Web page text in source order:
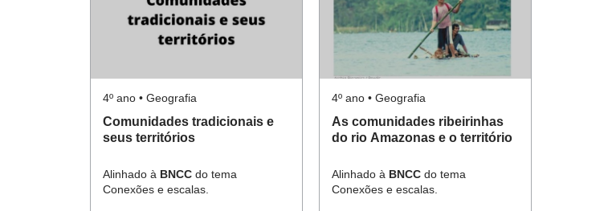
4º ano • Geografia
Comunidades tradicionais e
seus territórios
Alinhado à BNCC do tema
Conexões e escalas.
4º ano • Geografia
As comunidades ribeirinhas
do rio Amazonas e o território
Alinhado à BNCC do tema
Conexões e escalas.